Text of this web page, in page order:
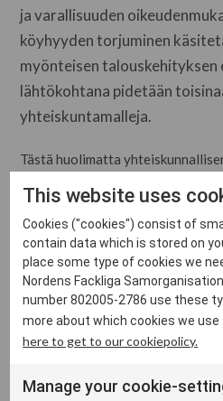
ja varallisuuden
köyhyyden torjuminen
myönteisen talouskehityksen
lähtökohtana pidetään
yhteiskuntamalleja.
Tästä huolimatta
kymmenesosaa ja etenkin
osuus tuloista on kasvanut, kun
reaalipalkat ovat laskeneet tai
harvemmat omistavat siten yhä
yhteiskunnan vauraudesta.
Kehityksellä on ollut kielteiset
Ay-liikkeen heikentyminen,
This website uses
Cookies ("cookies") consist of
contain data which is stored on
place some type of cookies we
Nordens Fackliga
number 802005-2786 use these
more about which cookies we
here to get to our cookiepolicy.
Manage your cookie-